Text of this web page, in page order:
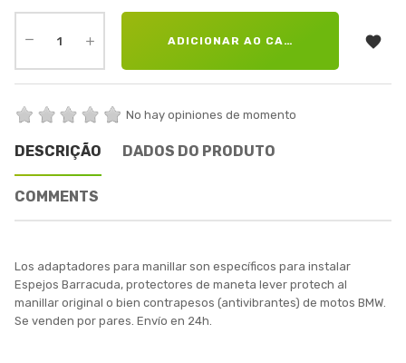
ADICIONAR AO CARRINHO 
No hay opiniones de momento
DESCRIÇÃO DADOS DO PRODUTO
COMMENTS
Los adaptadores para manillar son específicos para instalar
Espejos Barracuda, protectores de maneta lever protech al
manillar original o bien contrapesos (antivibrantes) de motos BMW.
Se venden por pares. Envío en 24h.